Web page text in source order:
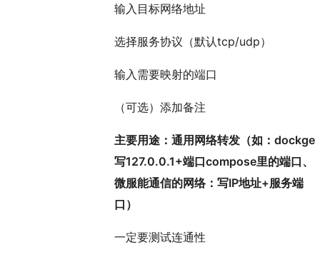
输入目标网络地址
选择服务协议（默认tcp/udp）
输入需要映射的端口
（可选）添加备注
主要用途：通用网络转发（如：dockge
写127.0.0.1+端口compose里的端口、
微服能通信的网络：写IP地址+服务端
口）
一定要测试连通性